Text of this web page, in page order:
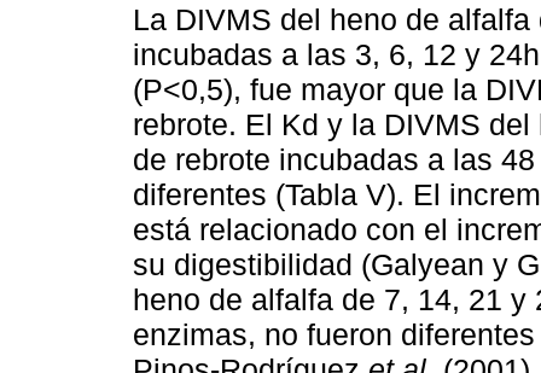
La DIVMS del heno de
incubadas a las 3, 6, 12 y
(P<0,5), fue mayor que la
rebrote. El Kd y la DIVMS
de rebrote incubadas a las
diferentes (Tabla V). El
está relacionado con el
su digestibilidad (Galyean y
heno de alfalfa de 7, 14, 21
enzimas, no fueron